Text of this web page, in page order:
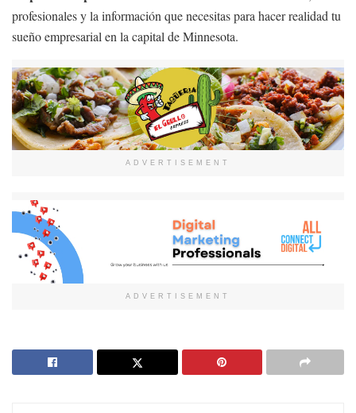
profesionales y la información que necesitas para hacer realidad tu
sueño empresarial en la capital de Minnesota.
ADVERTISEMENT
ADVERTISEMENT